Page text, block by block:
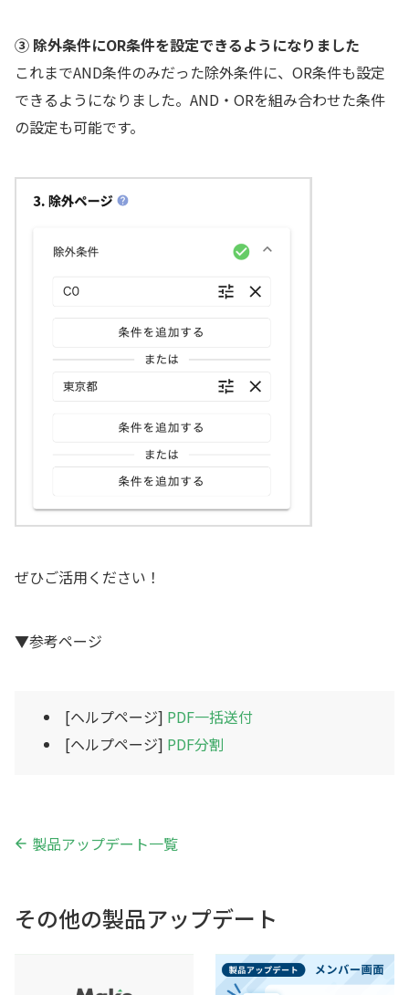
③ 除外条件にOR条件を設定できるようになりました
これまでAND条件のみだった除外条件に、OR条件も設定
できるようになりました。AND・ORを組み合わせた条件
の設定も可能です。
ぜひご活用ください！
▼参考ページ
[ヘルプページ] PDF一括送付
[ヘルプページ] PDF分割
製品アップデート一覧
その他の製品アップデート